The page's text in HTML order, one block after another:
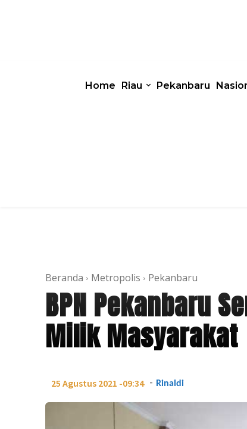
Home Riau Pekanbaru
Beranda Metropolis Pekanbaru
BPN Pekanbaru
Milik Masyarakat
25 Agustus 2021 -09:34 - Rinaldi